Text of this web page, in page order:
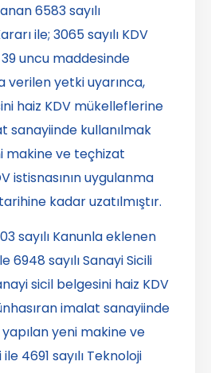
6583 sayılı
ile; 3065 sayılı KDV
uncu maddesinde
verilen yetki uyarınca,
haiz KDV mükelleflerine
sanayiinde kullanılmak
makine ve teçhizat
istisnasının uygulanma
kadar uzatılmıştır.
sayılı Kanunla eklenen
6948 sayılı Sanayi Sicili
sicil belgesini haiz KDV
imalat sanayiinde
yeni makine ve
4691 sayılı Teknoloji